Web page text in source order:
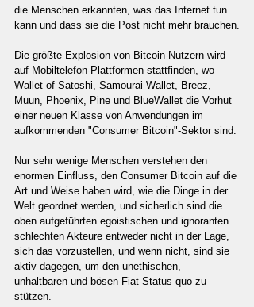
die Menschen erkannten, was das Internet tun
kann und dass sie die Post nicht mehr brauchen.
Die größte Explosion von Bitcoin-Nutzern wird
auf Mobiltelefon-Plattformen stattfinden, wo
Wallet of Satoshi, Samourai Wallet, Breez,
Muun, Phoenix, Pine und BlueWallet die Vorhut
einer neuen Klasse von Anwendungen im
aufkommenden "Consumer Bitcoin"-Sektor sind.
Nur sehr wenige Menschen verstehen den
enormen Einfluss, den Consumer Bitcoin auf die
Art und Weise haben wird, wie die Dinge in der
Welt geordnet werden, und sicherlich sind die
oben aufgeführten egoistischen und ignoranten
schlechten Akteure entweder nicht in der Lage,
sich das vorzustellen, und wenn nicht, sind sie
aktiv dagegen, um den unethischen,
unhaltbaren und bösen Fiat-Status quo zu
stützen.